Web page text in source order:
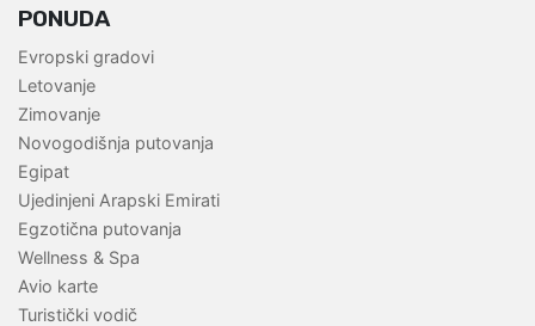
PONUDA
Evropski gradovi
Letovanje
Zimovanje
Novogodišnja putovanja
Egipat
Ujedinjeni Arapski Emirati
Egzotična putovanja
Wellness & Spa
Avio karte
Turistički vodič